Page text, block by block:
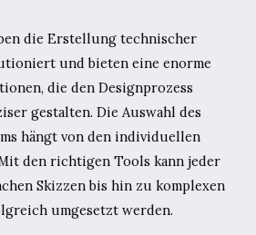
die Erstellung technischer
und bieten eine enorme
die den Designprozess
gestalten. Die Auswahl des
hängt von den individuellen
den richtigen Tools kann jeder
Skizzen bis hin zu komplexen
umgesetzt werden.